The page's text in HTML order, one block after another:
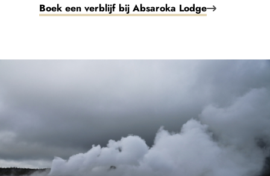
Boek een verblijf bij Absaroka Lodge